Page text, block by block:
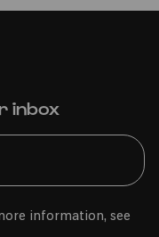
inbox
information, see